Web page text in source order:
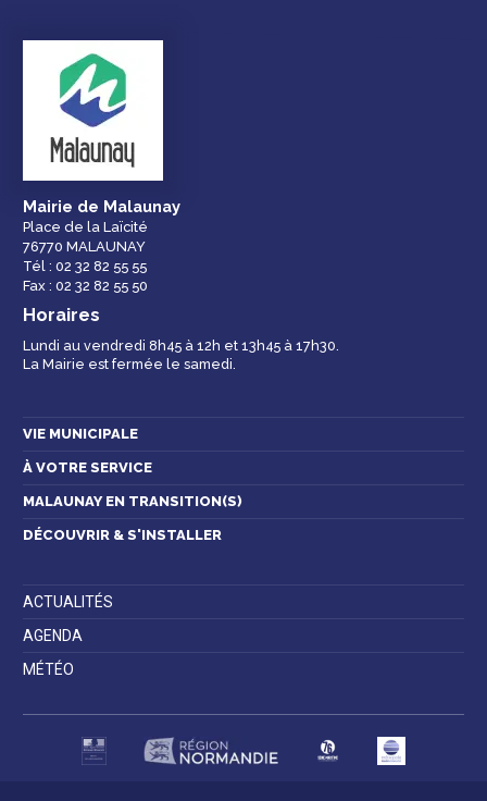
Mairie de Malaunay
Place de la Laïcité
76770 MALAUNAY
Tél : 02 32 82 55 55
Fax : 02 32 82 55 50
Horaires
Lundi au vendredi 8h45 à 12h et 13h45 à 17h30.
La Mairie est fermée le samedi.
VIE MUNICIPALE
À VOTRE SERVICE
MALAUNAY EN TRANSITION(S)
DÉCOUVRIR & S'INSTALLER
ACTUALITÉS
AGENDA
MÉTÉO